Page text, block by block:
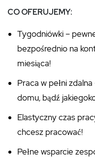
CO OFERUJEMY:
Tygodniówki –
bezpośrednio na
miesiąca!
Praca w pełni
domu, bądź
Elastyczny czas
chcesz pracować!
Pełne wsparcie